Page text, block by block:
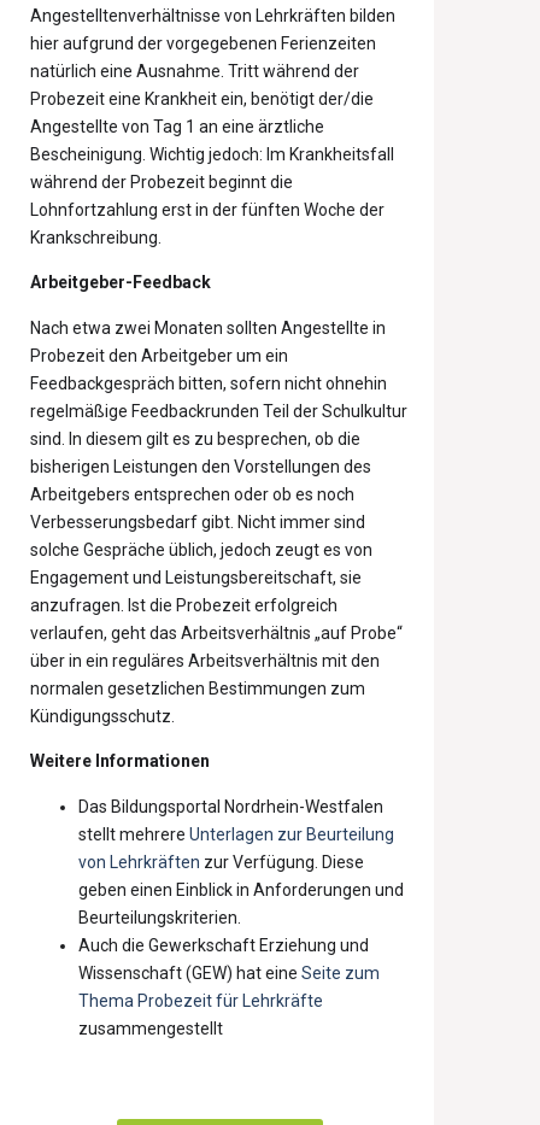
Angestelltenverhältnisse von Lehrkräften bilden
hier aufgrund der vorgegebenen Ferienzeiten
natürlich eine Ausnahme. Tritt während der
Probezeit eine Krankheit ein, benötigt der/die
Angestellte von Tag 1 an eine ärztliche
Bescheinigung. Wichtig jedoch: Im Krankheitsfall
während der Probezeit beginnt die
Lohnfortzahlung erst in der fünften Woche der
Krankschreibung.
Arbeitgeber-Feedback
Nach etwa zwei Monaten sollten Angestellte in
Probezeit den Arbeitgeber um ein
Feedbackgespräch bitten, sofern nicht ohnehin
regelmäßige Feedbackrunden Teil der Schulkultur
sind. In diesem gilt es zu besprechen, ob die
bisherigen Leistungen den Vorstellungen des
Arbeitgebers entsprechen oder ob es noch
Verbesserungsbedarf gibt. Nicht immer sind
solche Gespräche üblich, jedoch zeugt es von
Engagement und Leistungsbereitschaft, sie
anzufragen. Ist die Probezeit erfolgreich
verlaufen, geht das Arbeitsverhältnis „auf Probe“
über in ein reguläres Arbeitsverhältnis mit den
normalen gesetzlichen Bestimmungen zum
Kündigungsschutz.
Weitere Informationen
Das Bildungsportal Nordrhein-Westfalen
stellt mehrere Unterlagen zur Beurteilung
von Lehrkräften zur Verfügung. Diese
geben einen Einblick in Anforderungen und
Beurteilungskriterien.
Auch die Gewerkschaft Erziehung und
Wissenschaft (GEW) hat eine Seite zum
Thema Probezeit für Lehrkräfte
zusammengestellt